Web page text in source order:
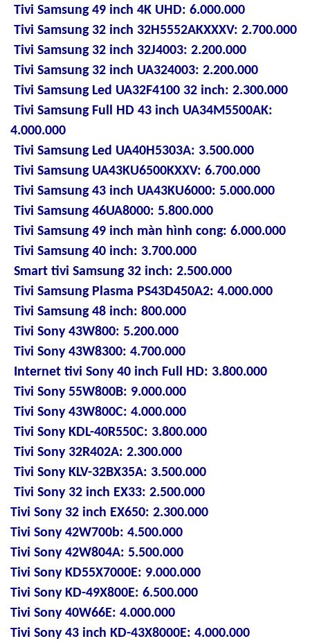
Tivi Samsung 49 inch 4K UHD: 6.000.000
Tivi Samsung 32 inch 32H5552AKXXXV: 2.700.000
Tivi Samsung 32 inch 32J4003: 2.200.000
Tivi Samsung 32 inch UA324003: 2.200.000
Tivi Samsung Led UA32F4100 32 inch: 2.300.000
Tivi Samsung Full HD 43 inch UA34M5500AK:
4.000.000
Tivi Samsung Led UA40H5303A: 3.500.000
Tivi Samsung UA43KU6500KXXV: 6.700.000
Tivi Samsung 43 inch UA43KU6000: 5.000.000
Tivi Samsung 46UA8000: 5.800.000
Tivi Samsung 49 inch màn hình cong: 6.000.000
Tivi Samsung 40 inch: 3.700.000
Smart tivi Samsung 32 inch: 2.500.000
Tivi Samsung Plasma PS43D450A2: 4.000.000
Tivi Samsung 48 inch: 800.000
Tivi Sony 43W800: 5.200.000
Tivi Sony 43W8300: 4.700.000
Internet tivi Sony 40 inch Full HD: 3.800.000
Tivi Sony 55W800B: 9.000.000
Tivi Sony 43W800C: 4.000.000
Tivi Sony KDL-40R550C: 3.800.000
Tivi Sony 32R402A: 2.300.000
Tivi Sony KLV-32BX35A: 3.500.000
Tivi Sony 32 inch EX33: 2.500.000
Tivi Sony 32 inch EX650: 2.300.000
Tivi Sony 42W700b: 4.500.000
Tivi Sony 42W804A: 5.500.000
Tivi Sony KD55X7000E: 9.000.000
Tivi Sony KD-49X800E: 6.500.000
Tivi Sony 40W66E: 4.000.000
Tivi Sony 43 inch KD-43X8000E: 4.000.000